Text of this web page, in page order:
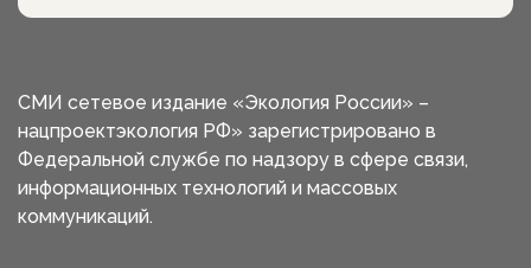
СМИ сетевое издание «Экология России» –
нацпроектэкология РФ» зарегистрировано в
Федеральной службе по надзору в сфере связи,
информационных технологий и массовых
коммуникаций.